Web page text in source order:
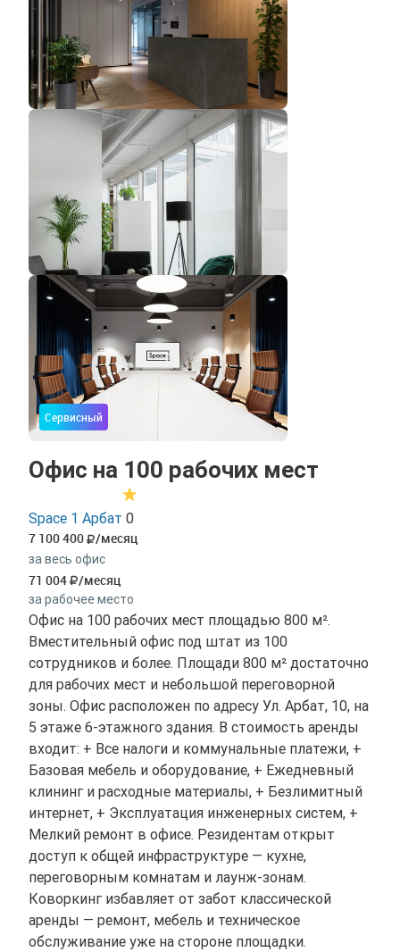
Сервисный
Офис на 100 рабочих мест
Space 1 Арбат 0
7 100 400 /месяц
за весь офис
71 004 /месяц
за рабочее место
Офис на 100 рабочих мест площадью 800 м².
Вместительный офис под штат из 100
сотрудников и более. Площади 800 м² достаточно
для рабочих мест и небольшой переговорной
зоны. Офис расположен по адресу Ул. Арбат, 10, на
5 этаже 6-этажного здания. В стоимость аренды
входит: + Все налоги и коммунальные платежи, +
Базовая мебель и оборудование, + Ежедневный
клининг и расходные материалы, + Безлимитный
интернет, + Эксплуатация инженерных систем, +
Мелкий ремонт в офисе. Резидентам открыт
доступ к общей инфраструктуре — кухне,
переговорным комнатам и лаунж-зонам.
Коворкинг избавляет от забот классической
аренды — ремонт, мебель и техническое
обслуживание уже на стороне площадки.